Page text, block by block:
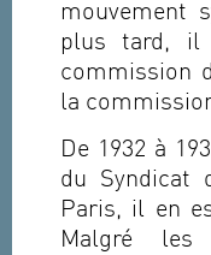
mouvement
plus tard, il
commission
la
De 1932 à
du Syndicat
Paris, il en
Malgré les